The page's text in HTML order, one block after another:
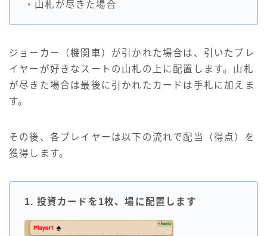
・山札が尽きた場合
ジョーカー（機関車）が引かれた場合は、引いたプレ
イヤーが好きなスートの山札の上に配置します。山札
が尽きた場合は最後に引かれたカードは手札に加えま
す。
その後、各プレイヤーは以下の流れで配当（得点）を
獲得します。
1. 投資カードを1枚、場に配置します